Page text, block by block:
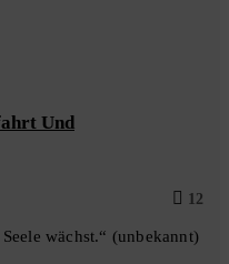
Und
12
wächst.“ (unbekannt)